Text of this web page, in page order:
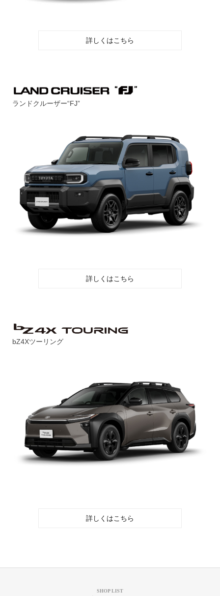
詳しくはこちら
ランドクルーザー“FJ”
詳しくはこちら
bZ4Xツーリング
詳しくはこちら
SHOP LIST